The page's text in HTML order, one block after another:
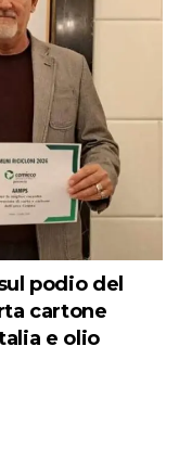
podio del
cartone
e olio